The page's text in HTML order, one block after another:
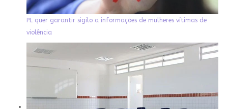
PL quer garantir sigilo a informações de mulheres vítimas de
violência